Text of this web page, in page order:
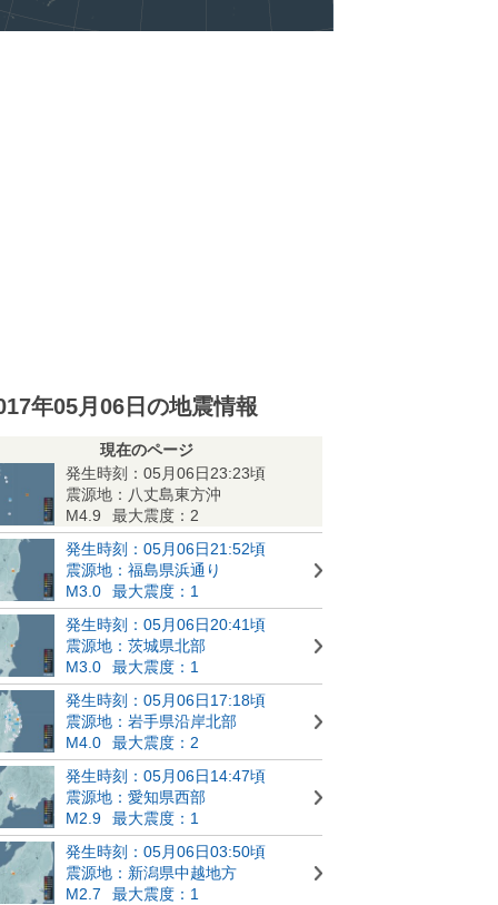
年05月06日の地震情報
現在のページ
発生時刻：05月06日23:23頃
震源地：八丈島東方沖
M4.9
最大震度：2
発生時刻：05月06日21:52頃
震源地：福島県浜通り
M3.0
最大震度：1
発生時刻：05月06日20:41頃
震源地：茨城県北部
M3.0
最大震度：1
発生時刻：05月06日17:18頃
震源地：岩手県沿岸北部
M4.0
最大震度：2
発生時刻：05月06日14:47頃
震源地：愛知県西部
M2.9
最大震度：1
発生時刻：05月06日03:50頃
震源地：新潟県中越地方
M2.7
最大震度：1